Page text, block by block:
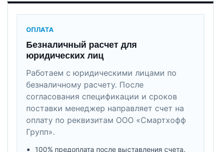
ОПЛАТА
Безналичный расчет для
юридических лиц
Работаем с юридическими лицами по
безналичному расчету. После
согласования спецификации и сроков
поставки менеджер направляет счет на
оплату по реквизитам ООО «Смартхофф
Групп».
100% предоплата после выставления счета.